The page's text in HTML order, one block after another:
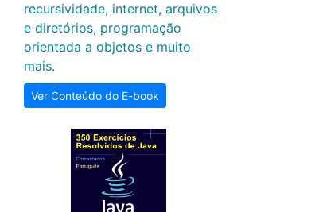
recursividade, internet, arquivos
e diretórios, programação
orientada a objetos e muito
mais.
Ver Conteúdo do E-book